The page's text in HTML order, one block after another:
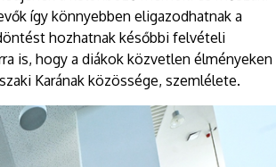
így könnyebben eligazodhatnak a
hozhatnak későbbi felvételi
is, hogy a diákok közvetlen élményeken
Karának közössége, szemlélete.